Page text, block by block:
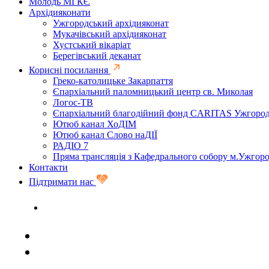
Архідияконати
Ужгородський архідияконат
Мукачівський архідияконат
Хустський вікаріат
Берегівський деканат
Корисні посилання
Греко-католицьке Закарпаття
Єпархіальний паломницький центр св. Миколая
Логос-ТВ
Єпархіальний благодійний фонд CARITAS
Ютюб канал ХоДІМ
Ютюб канал Слово наДІЇ
РАДІО 7
Пряма трансляція з Кафедрального собору
Контакти
Підтримати нас